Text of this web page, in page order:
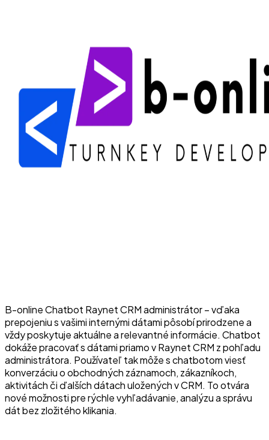
B-online Chatbot Raynet CRM administrátor – vďaka
prepojeniu s vašimi internými dátami pôsobí prirodzene a
vždy poskytuje aktuálne a relevantné informácie. Chatbot
dokáže pracovať s dátami priamo v Raynet CRM z pohľadu
administrátora. Používateľ tak môže s chatbotom viesť
konverzáciu o obchodných záznamoch, zákazníkoch,
aktivitách či ďalších dátach uložených v CRM. To otvára
nové možnosti pre rýchle vyhľadávanie, analýzu a správu
dát bez zložitého klikania.